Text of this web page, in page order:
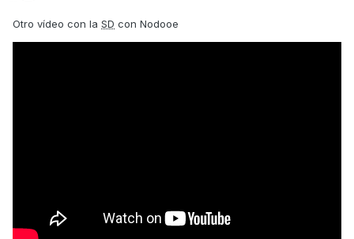
Otro vídeo con la SD con Nodooe